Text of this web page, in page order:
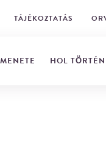
TÁJÉKOZTATÁS
HOL